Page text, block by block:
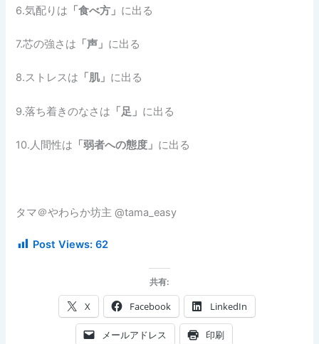
6.気配りは 「食べ方」 に出る
7.芯の強さは 「声」 に出る
8.ストレスは 「肌」 に出る
9.落ち着きのなさは 「足」 に出る
10.人間性は 「弱者への態度」 に出る
タマ＠やわらか坊主 @tama_easy
Post Views: 62
共有:
X Facebook LinkedIn
メールアドレス 印刷